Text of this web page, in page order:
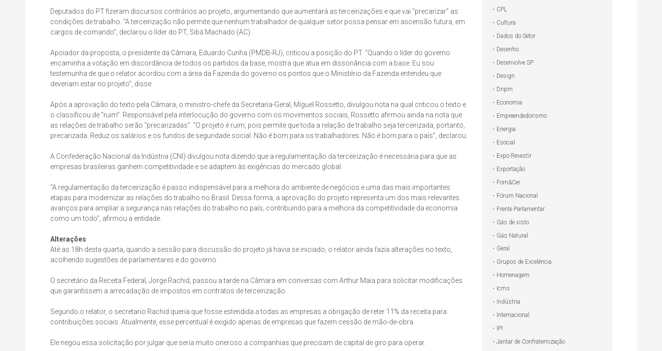
Deputados do PT fizeram discursos contrários ao projeto, argumentando que aumentará as terceirizações e que vai “precarizar” as
condições de trabalho. “A terceirização não permite que nenhum trabalhador de qualquer setor possa pensar em ascensão futura, em
cargos de comando”, declarou o líder do PT, Sibá Machado (AC).
Apoiador da proposta, o presidente da Câmara, Eduardo Cunha (PMDB-RJ), criticou a posição do PT. “Quando o líder do governo
encaminha a votação em discordância de todos os partidos da base, mostra que atua em dissonância com a base. Eu sou
testemunha de que o relator acordou com a área da Fazenda do governo os pontos que o Ministério da Fazenda entendeu que
deveriam estar no projeto”, disse.
Após a aprovação do texto pela Câmara, o ministro-chefe da Secretaria-Geral, Miguel Rossetto, divulgou nota na qual criticou o texto e
o classificou de “ruim”. Responsável pela interlocução do governo com os movimentos sociais, Rossetto afirmou ainda na nota que
as relações de trabalho serão “precarizadas”. “O projeto é ruim, pois permite que toda a relação de trabalho seja terceirizada, portanto,
precarizada. Reduz os salários e os fundos de seguridade social. Não é bom para os trabalhadores. Não é bom para o país”, declarou.
A Confederação Nacional da Indústria (CNI) divulgou nota dizendo que a regulamentação da terceirização é necessária para que as
empresas brasileiras ganhem competitividade e se adaptem às exigências do mercado global.
“A regulamentação da terceirização é passo indispensável para a melhora do ambiente de negócios e uma das mais importantes
etapas para modernizar as relações do trabalho no Brasil. Dessa forma, a aprovação do projeto representa um dos mais relevantes
avanços para ampliar a segurança nas relações do trabalho no país, contribuindo para a melhora da competitividade da economia
como um todo”, afirmou a entidade.
Alterações
Até as 18h desta quarta, quando a sessão para discussão do projeto já havia se iniciado, o relator ainda fazia alterações no texto,
acolhendo sugestões de parlamentares e do governo.
O secretário da Receita Federal, Jorge Rachid, passou a tarde na Câmara em conversas com Arthur Maia para solicitar modificações
que garantissem a arrecadação de impostos em contratos de terceirização.
Segundo o relator, o secretario Rachid queria que fosse estendida a todas as empresas a obrigação de reter 11% da receita para
contribuições sociais. Atualmente, esse percentual é exigido apenas de empresas que fazem cessão de mão-de-obra.
Ele negou essa solicitação por julgar que seria muito oneroso a companhias que precisam de capital de giro para operar.
CPL
Cultura
Dados do Setor
Desenho
Desenvolve SP
Design
Dnpm
Economia
Empreendedorismo
Energia
Esocial
Expo Revestir
Exportação
Forn&Cer
Fórum Nacional
Frente Parlamentar
Gás de xisto
Gás Natural
Geral
Grupos de Excelência
Homenagem
Icms
Indústria
Internacional
IPI
Jantar de Confraternização